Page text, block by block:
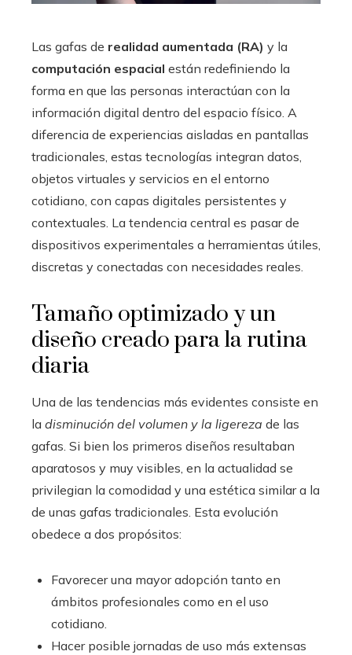
Las gafas de realidad aumentada (RA) y la
computación espacial están redefiniendo la
forma en que las personas interactúan con la
información digital dentro del espacio físico. A
diferencia de experiencias aisladas en pantallas
tradicionales, estas tecnologías integran datos,
objetos virtuales y servicios en el entorno
cotidiano, con capas digitales persistentes y
contextuales. La tendencia central es pasar de
dispositivos experimentales a herramientas útiles,
discretas y conectadas con necesidades reales.
Tamaño optimizado y un
diseño creado para la rutina
diaria
Una de las tendencias más evidentes consiste en
la disminución del volumen y la ligereza de las
gafas. Si bien los primeros diseños resultaban
aparatosos y muy visibles, en la actualidad se
privilegian la comodidad y una estética similar a la
de unas gafas tradicionales. Esta evolución
obedece a dos propósitos:
Favorecer una mayor adopción tanto en
ámbitos profesionales como en el uso
cotidiano.
Hacer posible jornadas de uso más extensas